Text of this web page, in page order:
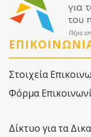
Στοιχεία
Φόρμα
Δίκτυο για τα